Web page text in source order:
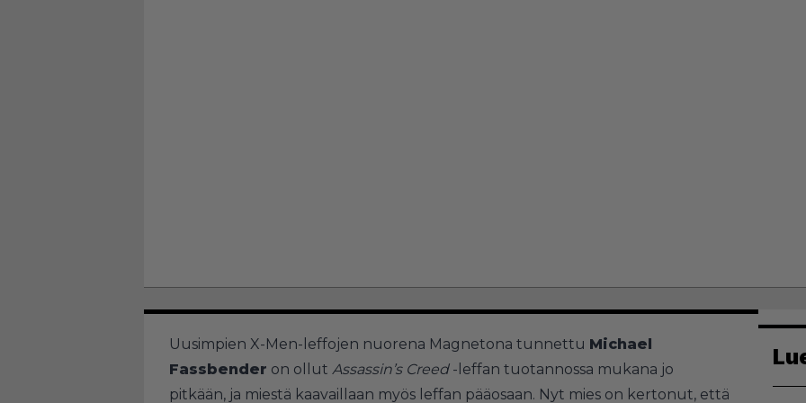
Uusimpien X-Men-leffojen nuorena Magnetona tunnettu Michael
Fassbender on ollut Assassin’s Creed-leffan tuotannossa mukana jo
pitkään, ja miestä kaavaillaan myös leffan pääosaan. Nyt mies on kertonut, että